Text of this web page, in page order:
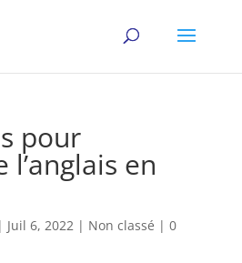
pour
en
| Juil 6, 2022| Non classé | 0